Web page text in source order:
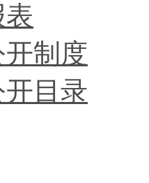
制度
目录